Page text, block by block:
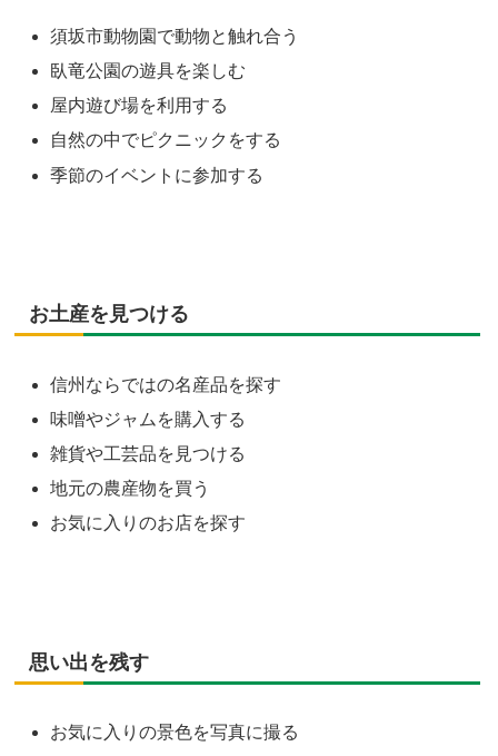
須坂市動物園で動物と触れ合う
臥竜公園の遊具を楽しむ
屋内遊び場を利用する
自然の中でピクニックをする
季節のイベントに参加する
お土産を見つける
信州ならではの名産品を探す
味噌やジャムを購入する
雑貨や工芸品を見つける
地元の農産物を買う
お気に入りのお店を探す
思い出を残す
お気に入りの景色を写真に撮る